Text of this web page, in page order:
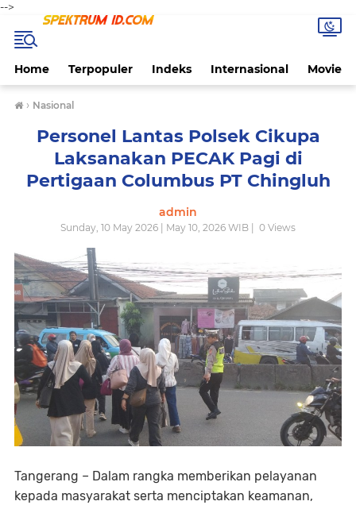
-->
Home Terpopuler Indeks Internasional Movie
› Nasional
Personel Lantas Polsek Cikupa
Laksanakan PECAK Pagi di
Pertigaan Columbus PT Chingluh
admin
Sunday, 10 May 2026 | May 10, 2026 WIB | 0 Views
Tangerang – Dalam rangka memberikan pelayanan
kepada masyarakat serta menciptakan keamanan,